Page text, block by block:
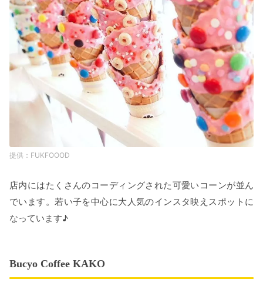
FUKFOOOD
店内にはたくさんのコーディングされた可愛いコーンが並ん
でいます。若い子を中心に大人気のインスタ映えスポットに
なっています♪
Bucyo Coffee KAKO